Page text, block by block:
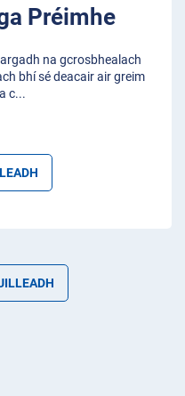
Préimhe
na gcrosbhealach
bhí sé deacair air greim
c...